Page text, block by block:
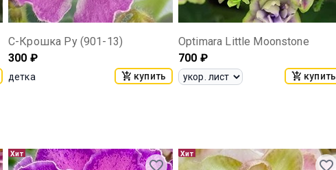
С-Крошка Ру (901-13)
300 ₽
детка купить
Optimara Little Moonstone
700 ₽
купить
Хит Хит